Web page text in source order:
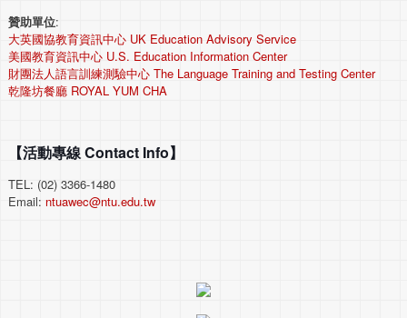
贊助單位:
大英國協教育資訊中心 UK Education Advisory Service
美國教育資訊中心 U.S. Education Information Center
財團法人語言訓練測驗中心 The Language Training and Testing Center
乾隆坊餐廳 ROYAL YUM CHA
【活動專線 Contact Info】
TEL: (02) 3366-1480
Email:ntuawec@ntu.edu.tw